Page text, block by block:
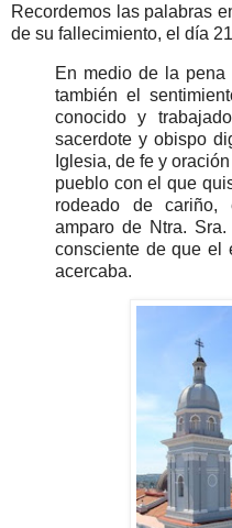
Recordemos las palabras
de su fallecimiento, el día
En medio de la
también el
conocido y
sacerdote y obispo
Iglesia, de fe y
pueblo con el que
rodeado de cariño,
amparo de Ntra.
consciente de que el
acercaba.